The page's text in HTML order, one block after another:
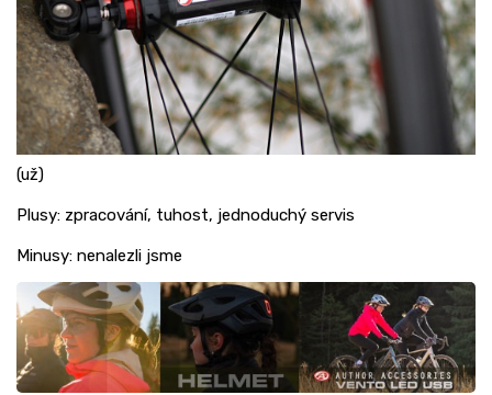
(už)
Plusy: zpracování, tuhost, jednoduchý servis
Minusy: nenalezli jsme